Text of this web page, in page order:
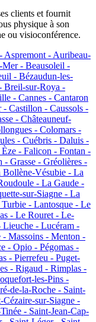
clients et fournit
physique à son
ou visioconférence.
Aspremont - Auribeau-
Mer - Beausoleil -
- Bézaudun-les-
Breil-sur-Roya -
- Cannes - Cantaron
- Castillon - Caussols -
- Châteauneuf-
- Colomars -
- Cuébris - Daluis -
Èze - Falicon - Fontan -
- Grasse - Gréolières -
Bollène-Vésubie - La
- La Gaude -
sur-Siagne - La
- Lantosque - Le
- Le Rouret - Le-
Lieuche - Lucéram -
- Massoins - Menton -
- Opio - Pégomas -
- Pierrefeu - Puget-
- Rigaud - Rimplas -
les-Pins -
de-la-Roche - Saint-
Cézaire-sur-Siagne -
- Saint-Jean-Cap-